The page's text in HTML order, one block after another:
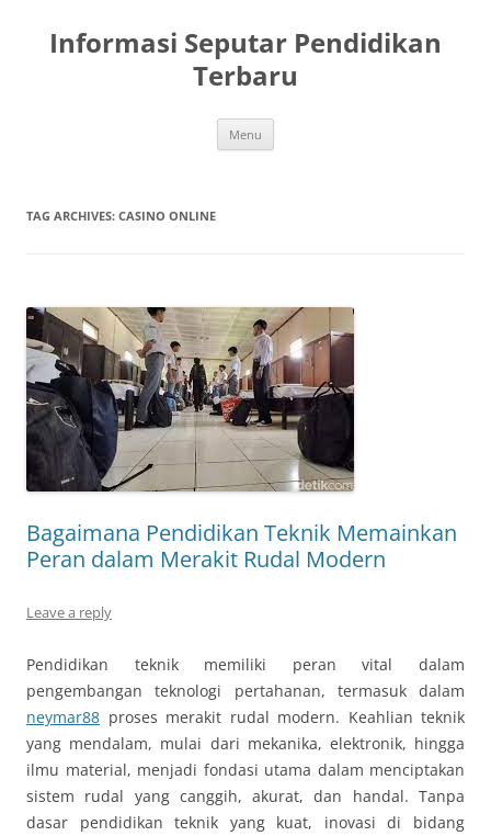
content
Informasi Seputar Pendidikan
Terbaru
Menu
TAG ARCHIVES: CASINO ONLINE
Bagaimana Pendidikan Teknik Memainkan
Peran dalam Merakit Rudal Modern
Leave a reply
Pendidikan teknik memiliki peran vital dalam
pengembangan teknologi pertahanan, termasuk dalam
neymar88 proses merakit rudal modern. Keahlian teknik
yang mendalam, mulai dari mekanika, elektronik, hingga
ilmu material, menjadi fondasi utama dalam menciptakan
sistem rudal yang canggih, akurat, dan handal. Tanpa
dasar pendidikan teknik yang kuat, inovasi di bidang